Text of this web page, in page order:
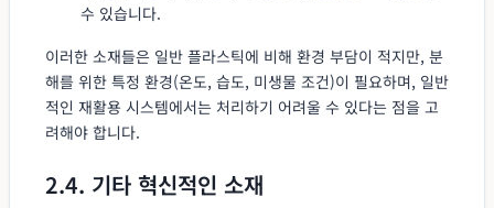
수 있습니다.
이러한 소재들은 일반 플라스틱에 비해 환경 부담이 적지만, 분
해를 위한 특정 환경(온도, 습도, 미생물 조건)이 필요하며, 일반
적인 재활용 시스템에서는 처리하기 어려울 수 있다는 점을 고
려해야 합니다.
2.4. 기타 혁신적인 소재